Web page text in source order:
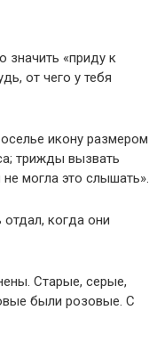
значить «приду к
от чего у тебя
икону размером
трижды вызвать
не могла это слышать».
когда они
Старые, серые,
были розовые. С